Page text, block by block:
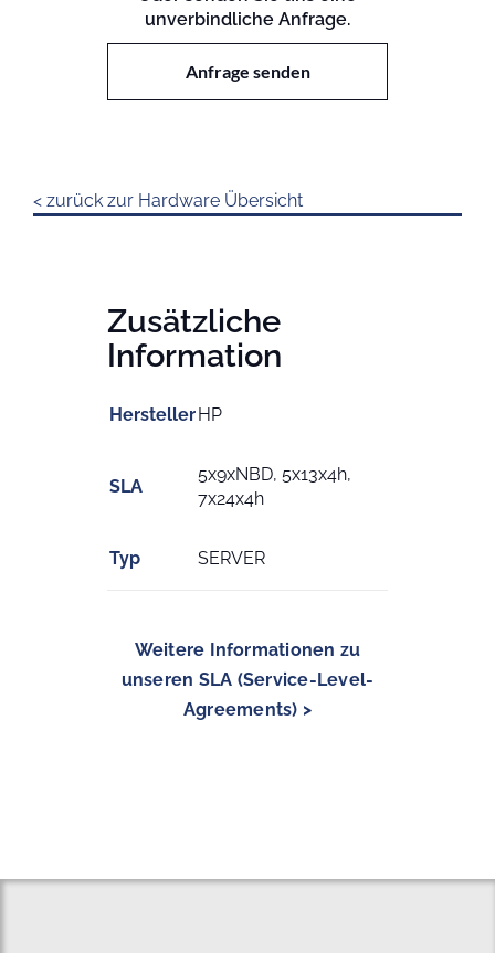
unverbindliche Anfrage.
Anfrage senden
< zurück zur Hardware Übersicht
Zusätzliche
Information
HerstellerHP
SLA
5x9xNBD, 5x13x4h,
7x24x4h
Typ SERVER
Weitere Informationen zu
unseren SLA (Service-Level-
Agreements) >